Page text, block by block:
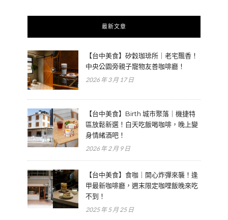
最新文章
【台中美食】矽穀珈琲所｜老宅飄香！
中央公園旁親子寵物友善咖啡廳！
2026 年 3 月 17 日
【台中美食】Birth 城市聚落｜機捷特
區放鬆新選！白天吃飯喝咖啡，晚上變
身情緒酒吧！
2026 年 2 月 9 日
【台中美食】食咖｜開心炸彈來襲！逢
甲最新咖啡廳，週末限定咖哩飯晚來吃
不到！
2025 年 5 月 25 日